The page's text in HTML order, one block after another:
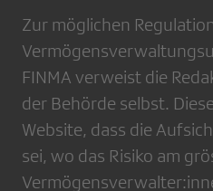
Zur möglichen
FINMA verweist die
der Behörde selbst.
Website, dass die
sei, wo das Risiko am